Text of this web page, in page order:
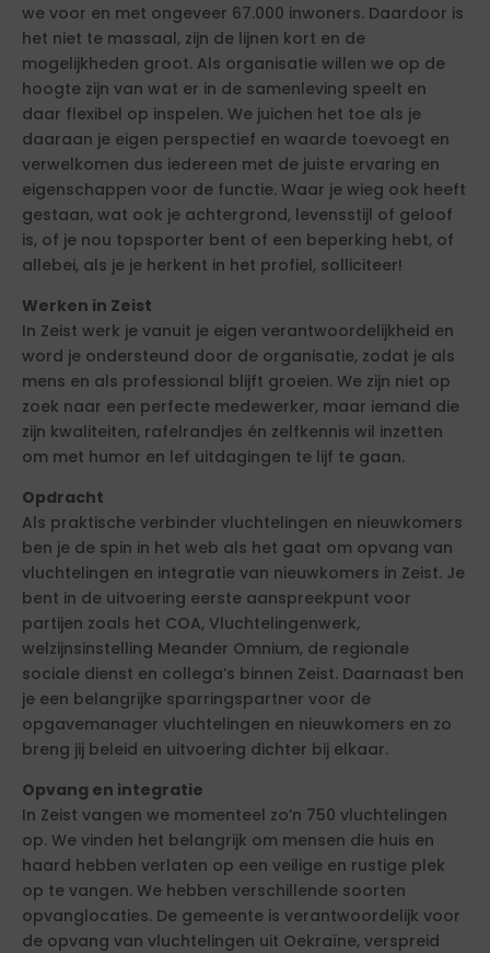
we voor en met ongeveer 67.000 inwoners. Daardoor is
het niet te massaal, zijn de lijnen kort en de
mogelijkheden groot. Als organisatie willen we op de
hoogte zijn van wat er in de samenleving speelt en
daar flexibel op inspelen. We juichen het toe als je
daaraan je eigen perspectief en waarde toevoegt en
verwelkomen dus iedereen met de juiste ervaring en
eigenschappen voor de functie. Waar je wieg ook heeft
gestaan, wat ook je achtergrond, levensstijl of geloof
is, of je nou topsporter bent of een beperking hebt, of
allebei, als je je herkent in het profiel, solliciteer!
Werken in Zeist
In Zeist werk je vanuit je eigen verantwoordelijkheid en
word je ondersteund door de organisatie, zodat je als
mens en als professional blijft groeien. We zijn niet op
zoek naar een perfecte medewerker, maar iemand die
zijn kwaliteiten, rafelrandjes én zelfkennis wil inzetten
om met humor en lef uitdagingen te lijf te gaan.
Opdracht
Als praktische verbinder vluchtelingen en nieuwkomers
ben je de spin in het web als het gaat om opvang van
vluchtelingen en integratie van nieuwkomers in Zeist. Je
bent in de uitvoering eerste aanspreekpunt voor
partijen zoals het COA, Vluchtelingenwerk,
welzijnsinstelling Meander Omnium, de regionale
sociale dienst en collega’s binnen Zeist. Daarnaast ben
je een belangrijke sparringspartner voor de
opgavemanager vluchtelingen en nieuwkomers en zo
breng jij beleid en uitvoering dichter bij elkaar.
Opvang en integratie
In Zeist vangen we momenteel zo’n 750 vluchtelingen
op. We vinden het belangrijk om mensen die huis en
haard hebben verlaten op een veilige en rustige plek
op te vangen. We hebben verschillende soorten
opvanglocaties. De gemeente is verantwoordelijk voor
de opvang van vluchtelingen uit Oekraïne, verspreid